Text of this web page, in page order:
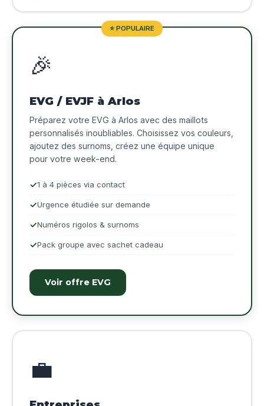
⭐ POPULAIRE
🎉
EVG / EVJF à Arlos
Préparez votre EVG à Arlos avec des maillots
personnalisés inoubliables. Choisissez vos couleurs,
ajoutez des surnoms, créez une équipe unique
pour votre week-end.
1 à 4 pièces via contact
Urgence étudiée sur demande
Numéros rigolos & surnoms
Pack groupe avec sachet cadeau
Voir offre EVG
💼